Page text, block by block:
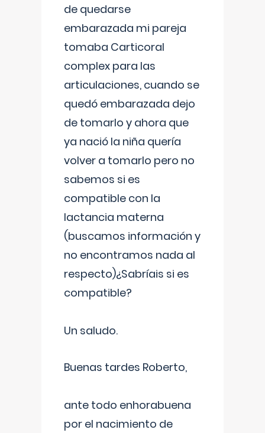
de quedarse
embarazada mi pareja
tomaba Carticoral
complex para las
articulaciones, cuando se
quedó embarazada dejo
de tomarlo y ahora que
ya nació la niña quería
volver a tomarlo pero no
sabemos si es
compatible con la
lactancia materna
(buscamos información y
no encontramos nada al
respecto)¿Sabríais si es
compatible?
Un saludo.
Buenas tardes Roberto,
ante todo enhorabuena
por el nacimiento de